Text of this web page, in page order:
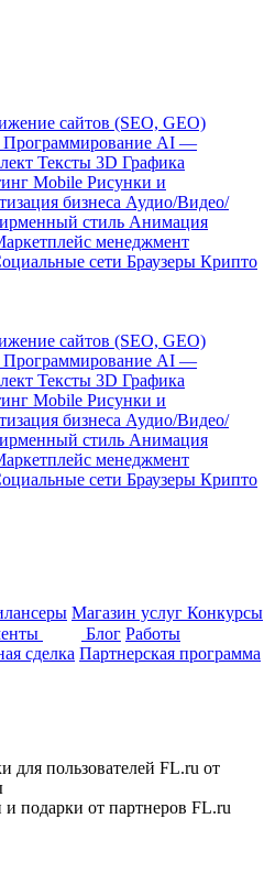
сайтов (SEO, GEO)
Программирование AI —
Тексты 3D Графика
Mobile Рисунки и
бизнеса Аудио/Видео/
стиль Анимация
менеджмент
сети Браузеры Крипто
сайтов (SEO, GEO)
Программирование AI —
Тексты 3D Графика
Mobile Рисунки и
бизнеса Аудио/Видео/
стиль Анимация
менеджмент
сети Браузеры Крипто
Магазин услуг Конкурсы
Блог Работы
сделка Партнерская программа
для пользователей FL.ru от
подарки от партнеров FL.ru